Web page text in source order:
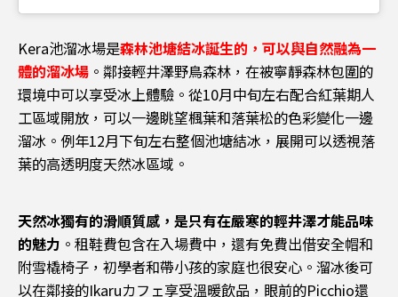
Kera池溜冰場是森林池塘結冰誕生的，可以與自然融為一
體的溜冰場 。鄰接輕井澤野鳥森林，在被寧靜森林包圍的
環境中可以享受冰上體驗。從10月中旬左右配合紅葉期人
工區域開放，可以一邊眺望楓葉和落葉松的色彩變化一邊
溜冰。例年12月下旬左右整個池塘結冰，展開可以透視落
葉的高透明度天然冰區域。
天然冰獨有的滑順質感，是只有在嚴寒的輕井澤才能品味
的魅力 。租鞋費包含在入場費中，還有免費出借安全帽和
附雪橇椅子，初學者和帶小孩的家庭也很安心。溜冰後可
以在鄰接的Ikaruカフェ享受溫暖飲品，眼前的Picchio還